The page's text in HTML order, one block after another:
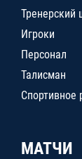
Тренерский
Игроки
Персонал
Талисман
Спортивное
МАТЧИ